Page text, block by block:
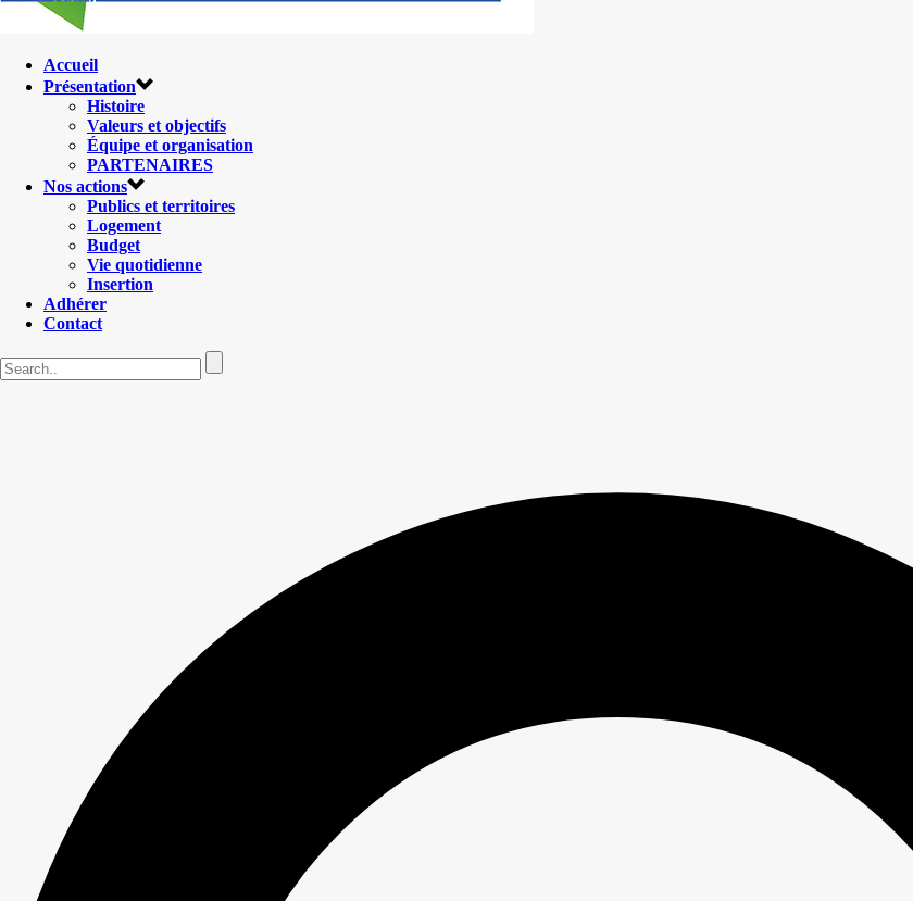
Accueil
Présentation
Histoire
Valeurs et objectifs
Équipe et organisation
PARTENAIRES
Nos actions
Publics et territoires
Logement
Budget
Vie quotidienne
Insertion
Adhérer
Contact